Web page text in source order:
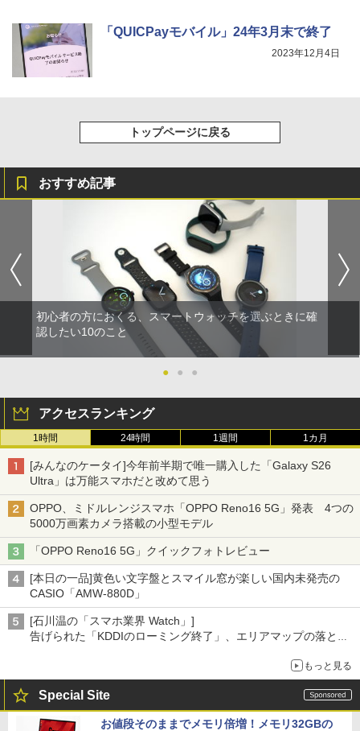
「QUICPayモバイル」24年3月末で終了
2023年12月4日
トップページに戻る
おすすめ記事
初心者の方におくる、スマートウォッチを選ぶときに確
認したい10のこと
● ● ●
アクセスランキング
1時間 24時間 1週間 1カ月
[みんなのケータイ]今年前半期で唯一購入した「Galaxy S26
Ultra」は万能スマホだと改めて思う
OPPO、ミドルレンジスマホ「OPPO Reno16 5G」発表 4つの
5000万画素カメラ搭載の小型モデル
「OPPO Reno16 5G」クイックフォトレビュー
[本日の一品]黄色い文字盤とスマイル窓が楽しい国内未発売の
CASIO「AMW-880D」
[石川温の「スマホ業界 Watch」]
告げられた「KDDIのローミング終了」、エリアマップの落とし
もっと見る
Special Site
お値段そのままでメモリ倍増！メモリ32GBの